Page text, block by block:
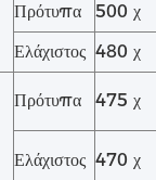
Πρότυπα
500 χ
Ελάχιστος 480 χ
Πρότυπα 475 χ
Ελάχιστος 470 χ